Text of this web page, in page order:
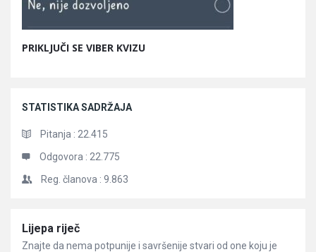
PRIKLJUČI SE VIBER KVIZU
STATISTIKA SADRŽAJA
Pitanja : 22.415
Odgovora : 22.775
Reg. članova : 9.863
Članci
Lijepa riječ
Znajte da nema potpunije i savršenije stvari od one koju je